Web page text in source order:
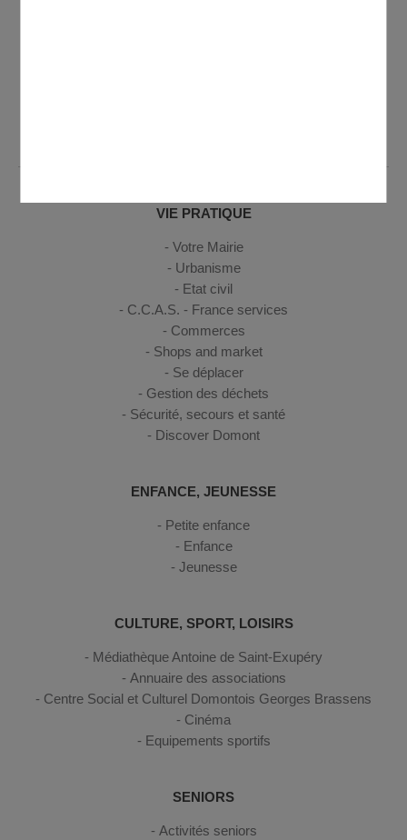
VIE PRATIQUE
Votre Mairie
Urbanisme
Etat civil
C.C.A.S. - France services
Commerces
Shops and market
Se déplacer
Gestion des déchets
Sécurité, secours et santé
Discover Domont
ENFANCE, JEUNESSE
Petite enfance
Enfance
Jeunesse
CULTURE, SPORT, LOISIRS
Médiathèque Antoine de Saint-Exupéry
Annuaire des associations
Centre Social et Culturel Domontois Georges Brassens
Cinéma
Equipements sportifs
SENIORS
Activités seniors